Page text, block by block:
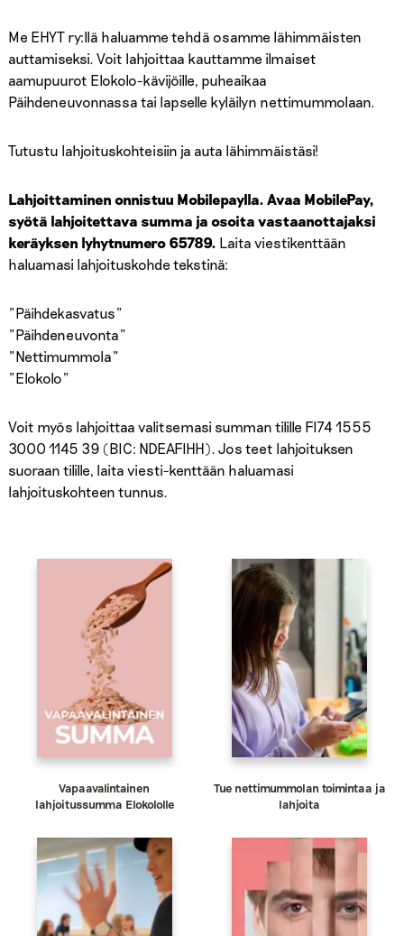
Me EHYT ry:llä haluamme tehdä osamme lähimmäisten
auttamiseksi. Voit lahjoittaa kauttamme ilmaiset
aamupuurot Elokolo-kävijöille, puheaikaa
Päihdeneuvonnassa tai lapselle kyläilyn nettimummolaan.
Tutustu lahjoituskohteisiin ja auta lähimmäistäsi!
Lahjoittaminen onnistuu Mobilepaylla. Avaa MobilePay,
syötä lahjoitettava summa ja osoita vastaanottajaksi
keräyksen lyhytnumero 65789. Laita viestikenttään
haluamasi lahjoituskohde tekstinä:
”Päihdekasvatus”
”Päihdeneuvonta”
”Nettimummola”
”Elokolo”
Voit myös lahjoittaa valitsemasi summan tilille FI74 1555
3000 1145 39 (BIC: NDEAFIHH). Jos teet lahjoituksen
suoraan tilille, laita viesti-kenttään haluamasi
lahjoituskohteen tunnus.
Vapaavalintainen
lahjoitussumma Elokololle
Tue nettimummolan toimintaa ja
lahjoita